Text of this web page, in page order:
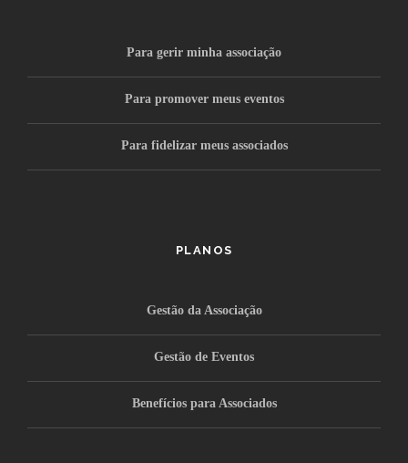
Para gerir minha associação
Para promover meus eventos
Para fidelizar meus associados
PLANOS
Gestão da Associação
Gestão de Eventos
Benefícios para Associados